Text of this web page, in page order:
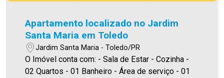
Apartamento localizado no Jardim
Santa Maria em Toledo
Jardim Santa Maria - Toledo/PR
O Imóvel conta com: - Sala de Estar - Cozinha -
02 Quartos - 01 Banheiro - Área de serviço - 01